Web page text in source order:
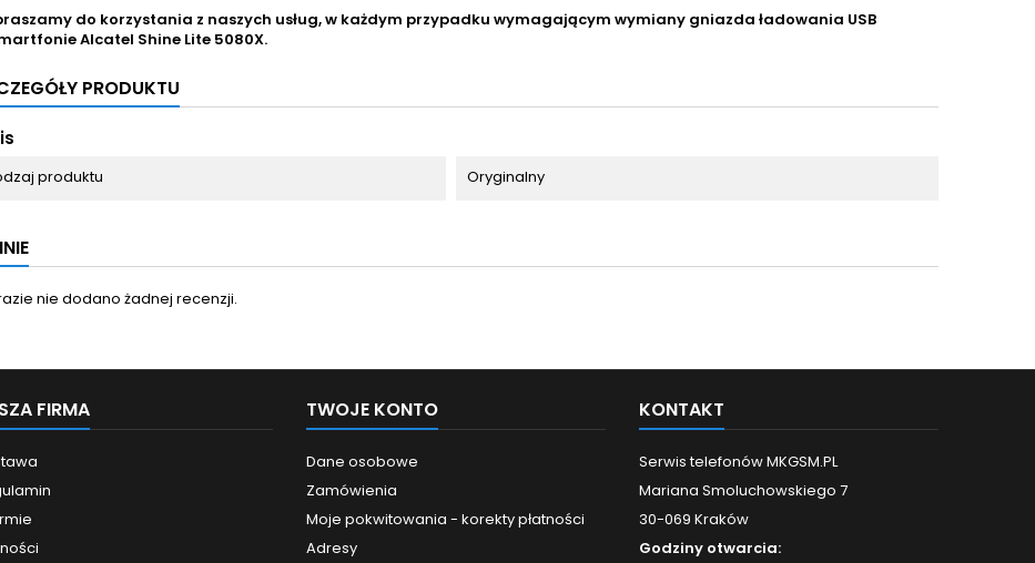
do korzystania z naszych usług, w każdym przypadku wymagającym wymiany gniazda ładowania USB
Alcatel Shine Lite 5080X.
PRODUKTU
produktu Oryginalny
nie dodano żadnej recenzji.
FIRMA TWOJE KONTO
Dane osobowe
Zamówienia
Moje pokwitowania - korekty płatności
Adresy
KONTAKT
Serwis telefonów MKGSM.PL
Mariana Smoluchowskiego 7
30-069 Kraków
Godziny otwarcia: